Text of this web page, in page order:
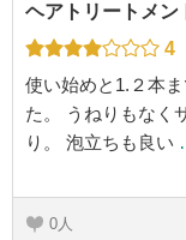
ヘアトリートメン
4
使い始めと1.２本
た。 うねりもなく
り。 泡立ちも良い
0